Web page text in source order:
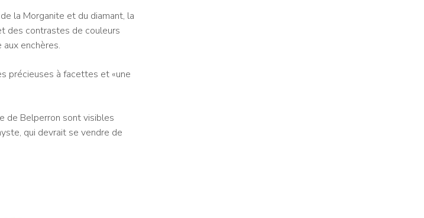
la Morganite et du diamant, la
des contrastes de couleurs
enchères.
précieuses à facettes et «une
de Belperron sont visibles
qui devrait se vendre de